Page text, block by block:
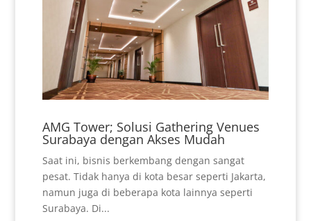
AMG Tower; Solusi Gathering Venues
Surabaya dengan Akses Mudah
Saat ini, bisnis berkembang dengan sangat
pesat. Tidak hanya di kota besar seperti Jakarta,
namun juga di beberapa kota lainnya seperti
Surabaya. Di...